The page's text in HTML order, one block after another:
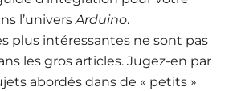
l’universArduino.
plus intéressantes ne sont pas
les gros articles. Jugez-en par
abordés dans de « petits »